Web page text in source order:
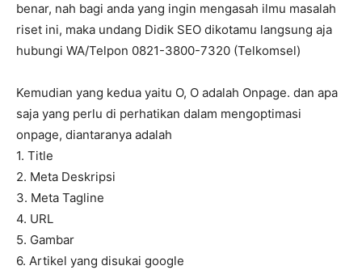
benar, nah bagi anda yang ingin mengasah ilmu masalah
riset ini, maka undang Didik SEO dikotamu langsung aja
hubungi WA/Telpon 0821-3800-7320 (Telkomsel)
Kemudian yang kedua yaitu O, O adalah Onpage. dan apa
saja yang perlu di perhatikan dalam mengoptimasi
onpage, diantaranya adalah
1. Title
2. Meta Deskripsi
3. Meta Tagline
4. URL
5. Gambar
6. Artikel yang disukai google